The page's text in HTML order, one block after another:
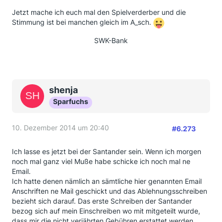
Jetzt mache ich euch mal den Spielverderber und die
Stimmung ist bei manchen gleich im A_sch.
SWK-Bank
shenja
Sparfuchs
10. Dezember 2014 um 20:40 #6.273
Ich lasse es jetzt bei der Santander sein. Wenn ich morgen
noch mal ganz viel Muße habe schicke ich noch mal ne
Email.
Ich hatte denen nämlich an sämtliche hier genannten Email
Anschriften ne Mail geschickt und das Ablehnungsschreiben
bezieht sich darauf. Das erste Schreiben der Santander
bezog sich auf mein Einschreiben wo mit mitgeteilt wurde,